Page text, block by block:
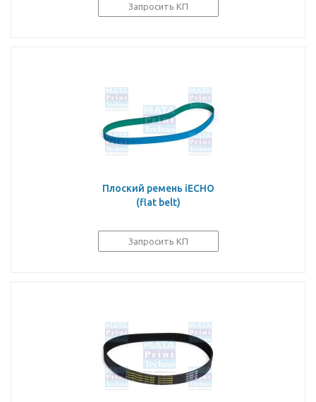
Запросить КП
Плоский ремень iECHO
(flat belt)
Запросить КП